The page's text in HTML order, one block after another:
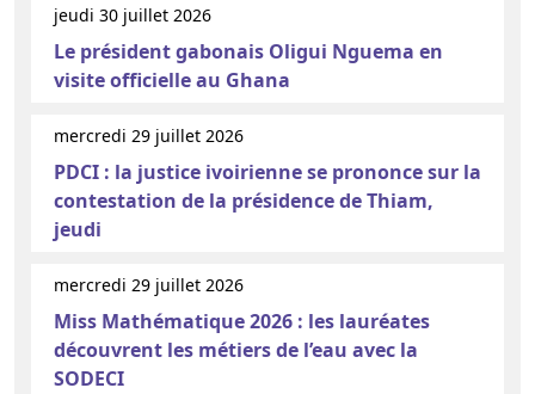
jeudi 30 juillet 2026
Le président gabonais Oligui Nguema en
visite officielle au Ghana
mercredi 29 juillet 2026
PDCI : la justice ivoirienne se prononce sur la
contestation de la présidence de Thiam,
jeudi
mercredi 29 juillet 2026
Miss Mathématique 2026 : les lauréates
découvrent les métiers de l’eau avec la
SODECI